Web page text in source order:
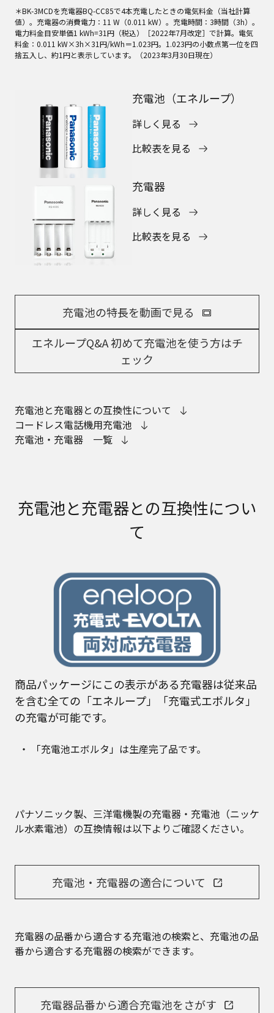
＊BK-3MCDを充電器BQ-CC85で4本充電したときの電気料金（当社計算
値）。充電器の消費電力：11 W（0.011 kW）。充電時間：3時間（3h）。
電力料金目安単価1 kWh=31円（税込）［2022年7月改定］で計算。電気
料金：0.011 kW×3h×31円/kWh＝1.023円。1.023円の小数点第一位を四
捨五入し、約1円と表示しています。（2023年3月30日現在）
充電池（エネループ）
詳しく見る
比較表を見る
充電器
詳しく見る
比較表を見る
充電池の特長を動画で見る
エネループQ&A 初めて充電池を使う方はチ
ェック
充電池と充電器との互換性について
コードレス電話機用充電池
充電池・充電器 一覧
充電池と充電器との互換性につい
て
商品パッケージにこの表示がある充電器は従来品
を含む全ての「エネループ」「充電式エボルタ」
の充電が可能です。
「充電池エボルタ」は生産完了品です。
パナソニック製、三洋電機製の充電器・充電池（ニッケ
ル水素電池）の互換情報は以下よりご確認ください。
充電池・充電器の適合について
充電器の品番から適合する充電池の検索と、充電池の品
番から適合する充電器の検索ができます。
充電器品番から適合充電池をさがす